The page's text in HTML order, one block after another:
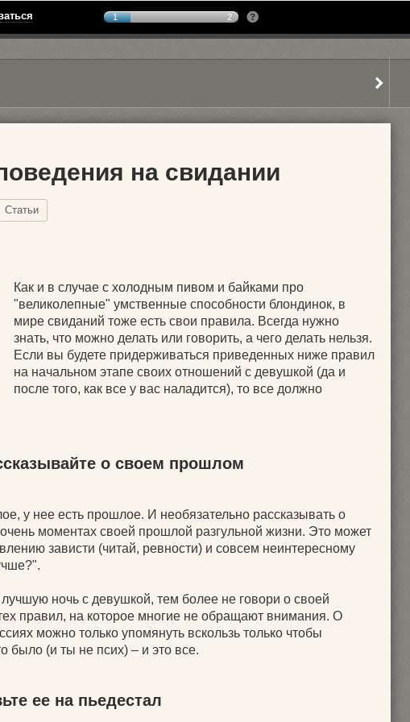
1 2
на свидании
Статьи
Как и в случае с холодным пивом и байками про
"великолепные" умственные способности блондинок, в
мире свиданий тоже есть свои правила. Всегда нужно
знать, что можно делать или говорить, а чего делать нельзя.
Если вы будете придерживаться приведенных ниже правил
на начальном этапе своих отношений с девушкой (да и
после того, как все у вас наладится), то все должно
о своем прошлом
у нее есть прошлое. И необязательно рассказывать о
моментах своей прошлой разгульной жизни. Это может
зависти (читай, ревности) и совсем неинтересному
ночь с девушкой, тем более не говори о своей
правил, на которое многие не обращают внимания. О
можно только упомянуть вскользь только чтобы
было (и ты не псих) – и это все.
ее на пьедестал